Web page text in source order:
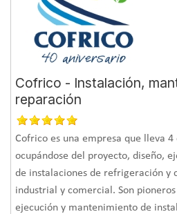
Cofrico - Instalación,
reparación
Cofrico es una empresa que lleva 4
ocupándose del proyecto, diseño,
de instalaciones de refrigeración y
industrial y comercial. Son
ejecución y mantenimiento de